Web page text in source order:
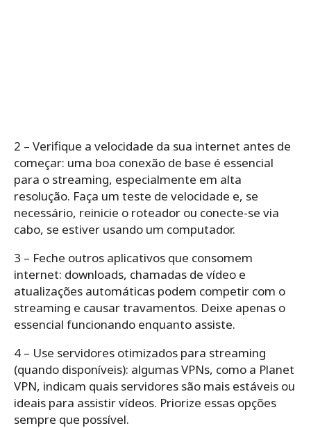
2 – Verifique a velocidade da sua internet antes de
começar: uma boa conexão de base é essencial
para o streaming, especialmente em alta
resolução. Faça um teste de velocidade e, se
necessário, reinicie o roteador ou conecte-se via
cabo, se estiver usando um computador.
3 – Feche outros aplicativos que consomem
internet: downloads, chamadas de vídeo e
atualizações automáticas podem competir com o
streaming e causar travamentos. Deixe apenas o
essencial funcionando enquanto assiste.
4 – Use servidores otimizados para streaming
(quando disponíveis): algumas VPNs, como a Planet
VPN, indicam quais servidores são mais estáveis ou
ideais para assistir vídeos. Priorize essas opções
sempre que possível.